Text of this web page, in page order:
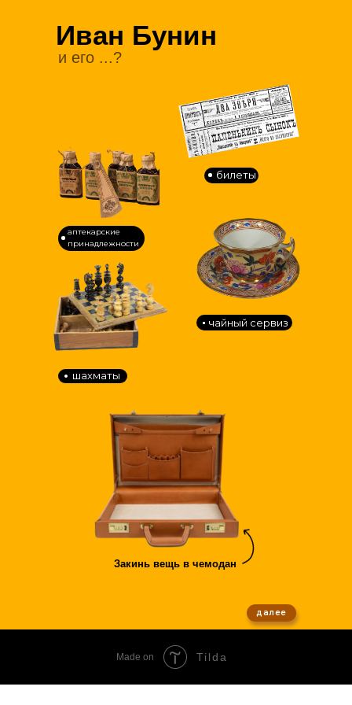
Иван Бунин
и его ...?
Закинь вещь в чемодан
аптекарские
принадлежности
шахматы
чайный сервиз
билеты
далее
Made on Tilda